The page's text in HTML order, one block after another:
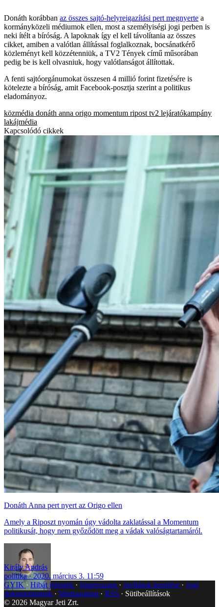
Donáth korábban az összes sajtó-helyreigazítási pert megnyerte a
kormányközeli médiumok ellen, most a személyiségi jogi perben is
neki ítélt a bíróság. A lapoknak így el kell távolítania az összes
cikket, amiben a valótlan állítással foglalkoznak, bocsánatkérő
közleményt kell közzétenniük, a TV2 Tények című műsorában
pedig be is kell olvasniuk, hogy valótlanságot állítottak.
A fenti sajtóorgánumokat összesen 4 millió forint fizetésére is
kötelezte a bíróság, amit Facebook-posztja szerint a politikus
eladományoz.
közmédia donáth anna origo momentum ripost tv2 lejáratókampány
lakájmédia
Kapcsolódó cikkek
Donáth Anna pert nyert az Origo ellen
Amely a Riposzt nyomán úgy vádolta zaklatással a Momentum
politikusát, hogy nem győződött meg a vádak valóságtartamáról.
Király András
politika
2020. március 3. 11:59
GYIK Hibát jelentek Impresszum Javítások kezelése
Jogi
dokumentumok
Médiaajánlat RSS
Sütibeállítások
© 2026 Magyar Jeti Zrt.